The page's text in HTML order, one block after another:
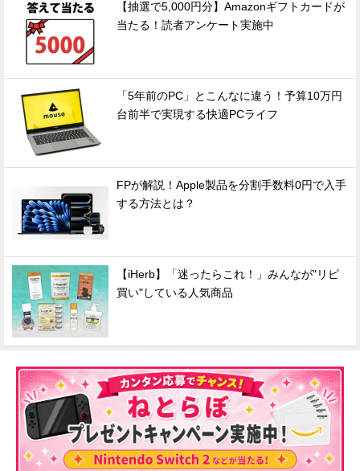
【抽選で5,000円分】Amazonギフトカードが
当たる！読者アンケート実施中
「5年前のPC」とこんなに違う！予算10万円
台前半で実現する快適PCライフ
FPが解説！Apple製品を分割手数料0円で入手
する方法とは？
【iHerb】「迷ったらこれ！」みんなが"リピ
買い"している人気商品